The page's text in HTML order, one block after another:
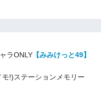
ラONLY 【みみけっと49】
モ!)ステーションメモリー